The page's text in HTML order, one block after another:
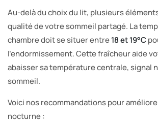
Au-delà du choix du lit, plusieurs
qualité de votre sommeil partagé. La
chambre doit se situer entre18 et 19°C
l’endormissement. Cette fraîcheur aide
abaisser sa température centrale, signal
sommeil.
Voici nos recommandations pour
nocturne :